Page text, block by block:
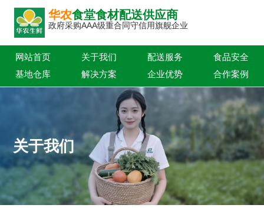
华农食堂食材配送供应商
政府采购AAA级重合同守信用旗舰企业
网站首页 关于我们 配送服务
食品安全
基地仓库
解决方案 企业优势
合作案例
关于我们